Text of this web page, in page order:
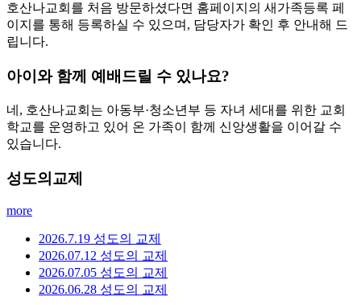
호산나교회를 처음 방문하셨다면 홈페이지의 새가족등록 페
이지를 통해 등록하실 수 있으며, 담당자가 확인 후 안내해 드
립니다.
아이와 함께 예배드릴 수 있나요?
네, 호산나교회는 아동부·청소년부 등 자녀 세대를 위한 교회
학교를 운영하고 있어 온 가족이 함께 신앙생활을 이어갈 수
있습니다.
성도의교제
more
2026.7.19 성도의 교제
2026.07.12 성도의 교제
2026.07.05 성도의 교제
2026.06.28 성도의 교제